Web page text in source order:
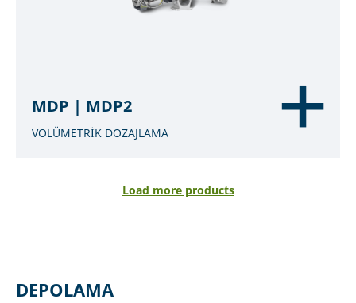
MDP | MDP2
VOLÜMETRİK DOZAJLAMA
Load more products
DEPOLAMA